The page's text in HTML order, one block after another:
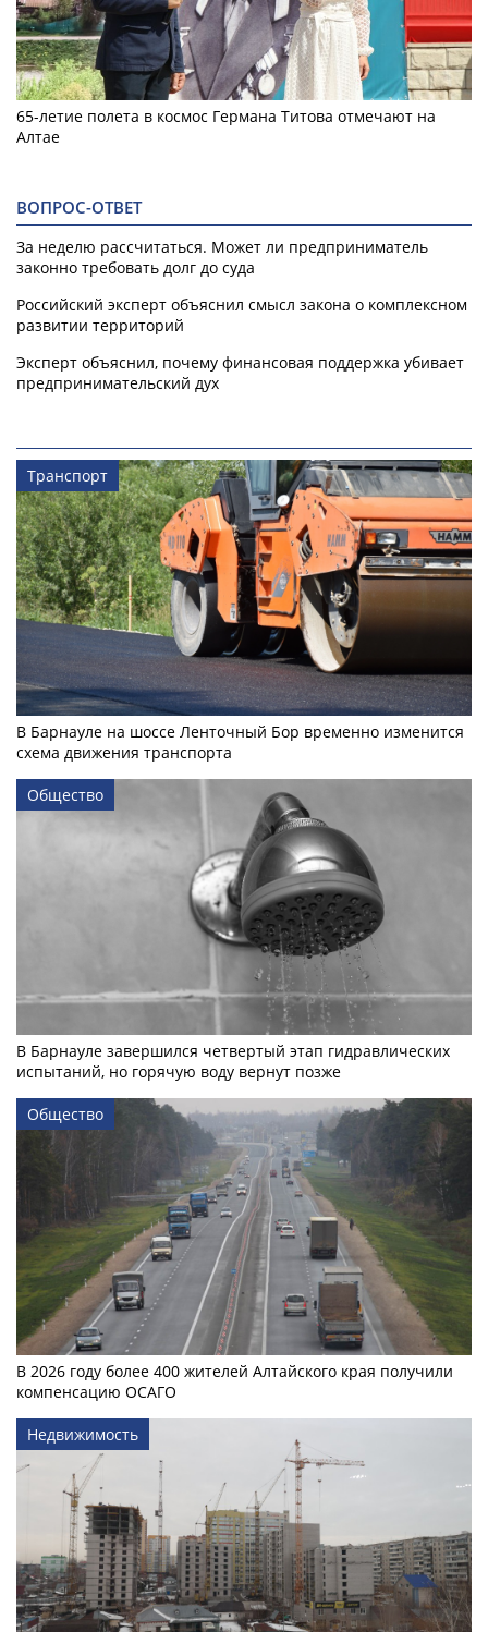
65-летие полета в космос Германа Титова отмечают на
Алтае
ВОПРОС-ОТВЕТ
За неделю рассчитаться. Может ли предприниматель
законно требовать долг до суда
Российский эксперт объяснил смысл закона о комплексном
развитии территорий
Эксперт объяснил, почему финансовая поддержка убивает
предпринимательский дух
Транспорт
В Барнауле на шоссе Ленточный Бор временно изменится
схема движения транспорта
Общество
В Барнауле завершился четвертый этап гидравлических
испытаний, но горячую воду вернут позже
Общество
В 2026 году более 400 жителей Алтайского края получили
компенсацию ОСАГО
Недвижимость